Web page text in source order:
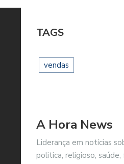
TAGS
vendas
A Hora News
Liderança em notícias
politica, religioso, saúde,